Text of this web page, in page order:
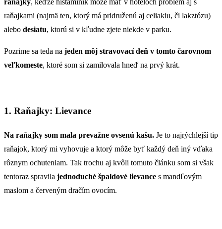
raňajkami (najmä ten, ktorý má pridruženú aj celiakiu, či lakztózu)
alebo desiatu, ktorú si v kľudne zjete niekde v parku.
Pozrime sa teda na jeden môj stravovací deň v tomto čarovnom
veľkomeste, ktoré som si zamilovala hneď na prvý krát.
1. Raňajky: Lievance
Na raňajky som mala prevažne ovsenú kašu. Je to najrýchlejší tip
raňajok, ktorý mi vyhovuje a ktorý môže byť každý deň iný vďaka
rôznym ochuteniam. Tak trochu aj kvôli tomuto článku som si však
tentoraz spravila jednoduché špaldové lievance s mandľovým
maslom a červeným dračím ovocím.